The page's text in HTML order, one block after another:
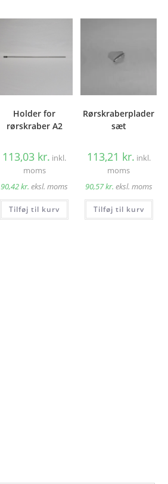
Holder for
rørskraber A2
113,03 kr. inkl.
moms
90,42kr. eksl. moms
Tilføj til kurv
Rørskraberplader
sæt
113,21 kr. inkl.
moms
90,57kr. eksl. moms
Tilføj til kurv